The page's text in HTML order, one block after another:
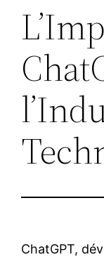
ChatGPT,